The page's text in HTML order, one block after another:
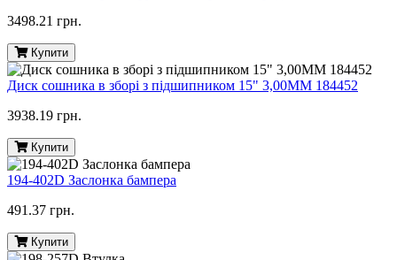
3498.21 грн.
Купити
Диск сошника в зборі з підшипником 15" 3,00MM 184452
3938.19 грн.
Купити
194-402D Заслонка бампера
491.37 грн.
Купити